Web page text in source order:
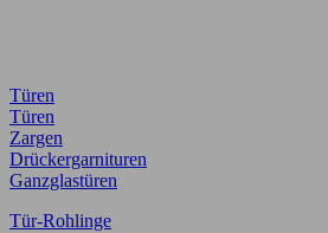
Türen
Türen
Zargen
Drückergarnituren
Ganzglastüren
Tür-Rohlinge